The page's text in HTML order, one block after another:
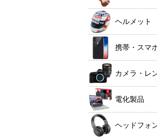
ヘルメット
携帯・スマ
カメラ・レ
電化製品
ヘッドフォ